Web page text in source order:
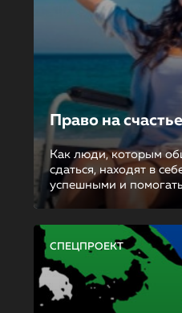
Право на счастье
Как люди, которым
сдаться, находят в
успешными и
СПЕЦПРОЕКТ